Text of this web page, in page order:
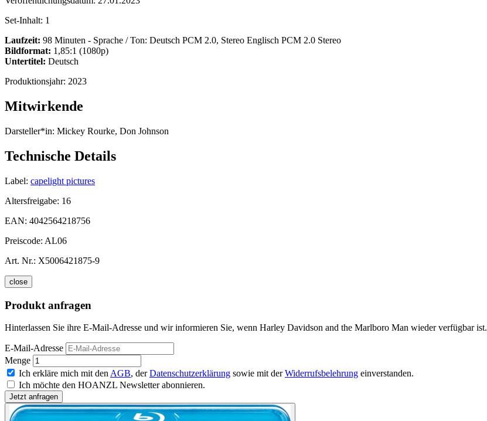
Set-Inhalt: 1
Laufzeit: 98 Minuten - Sprache / Ton: Deutsch PCM 2.0, Stereo Englisch PCM 2.0 Stereo
Bildformat: 1,85:1 (1080p)
Untertitel: Deutsch
Produktionsjahr: 2023
Mitwirkende
Darsteller*in: Mickey Rourke, Don Johnson
Technische Details
Label: capelight pictures
Altersfreigabe: 16
EAN: 4042564218756
Preiscode: AL06
Art. Nr.: X5006421875-9
close
Produkt anfragen
Hinterlassen Sie ihre E-Mail-Adresse und wir informieren Sie, wenn Harley Davidson and the Marlboro Man wieder verfügbar ist.
E-Mail-Adresse
Menge
Ich erkläre mich mit den AGB, derDatenschutzerklärung sowie mit derWiderrufsbelehrung einverstanden.
Ich möchte den HOANZL Newsletter abonnieren.